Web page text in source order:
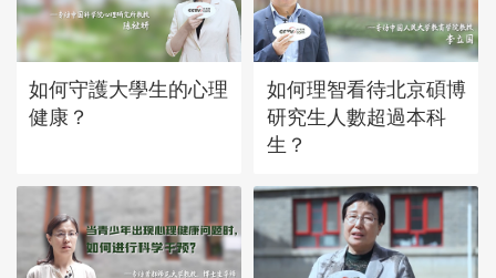
如何守護大學生的心理
健康？
如何理智看待北京碩博
研究生人數超過本科
生？